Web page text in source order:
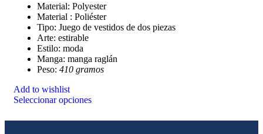
Material: Polyester
Material : Poliéster
Tipo: Juego de vestidos de dos piezas
Arte: estirable
Estilo: moda
Manga: manga raglán
Peso: 410 gramos
Add to wishlist
Seleccionar opciones